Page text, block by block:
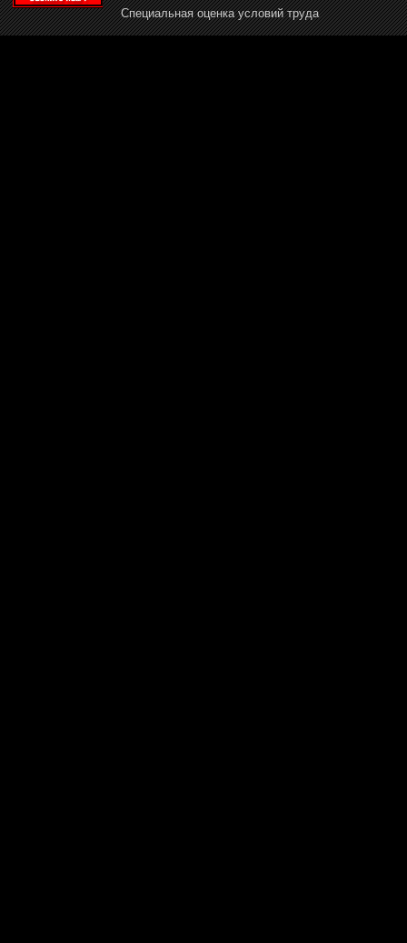
Специальная оценка условий труда